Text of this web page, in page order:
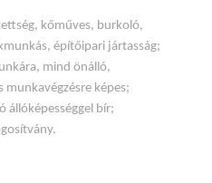
kőműves, burkoló,
építőipari jártasság;
mind önálló,
munkavégzésre képes;
állóképességgel bír;